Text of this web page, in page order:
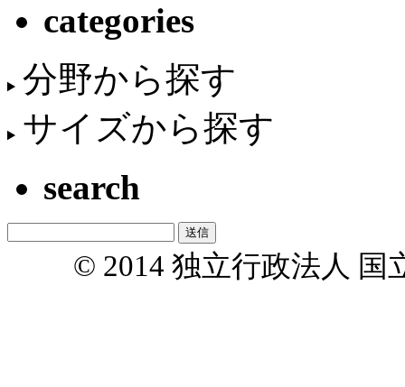
categories
分野から探す
サイズから探す
search
© 2014 独立行政法人 国